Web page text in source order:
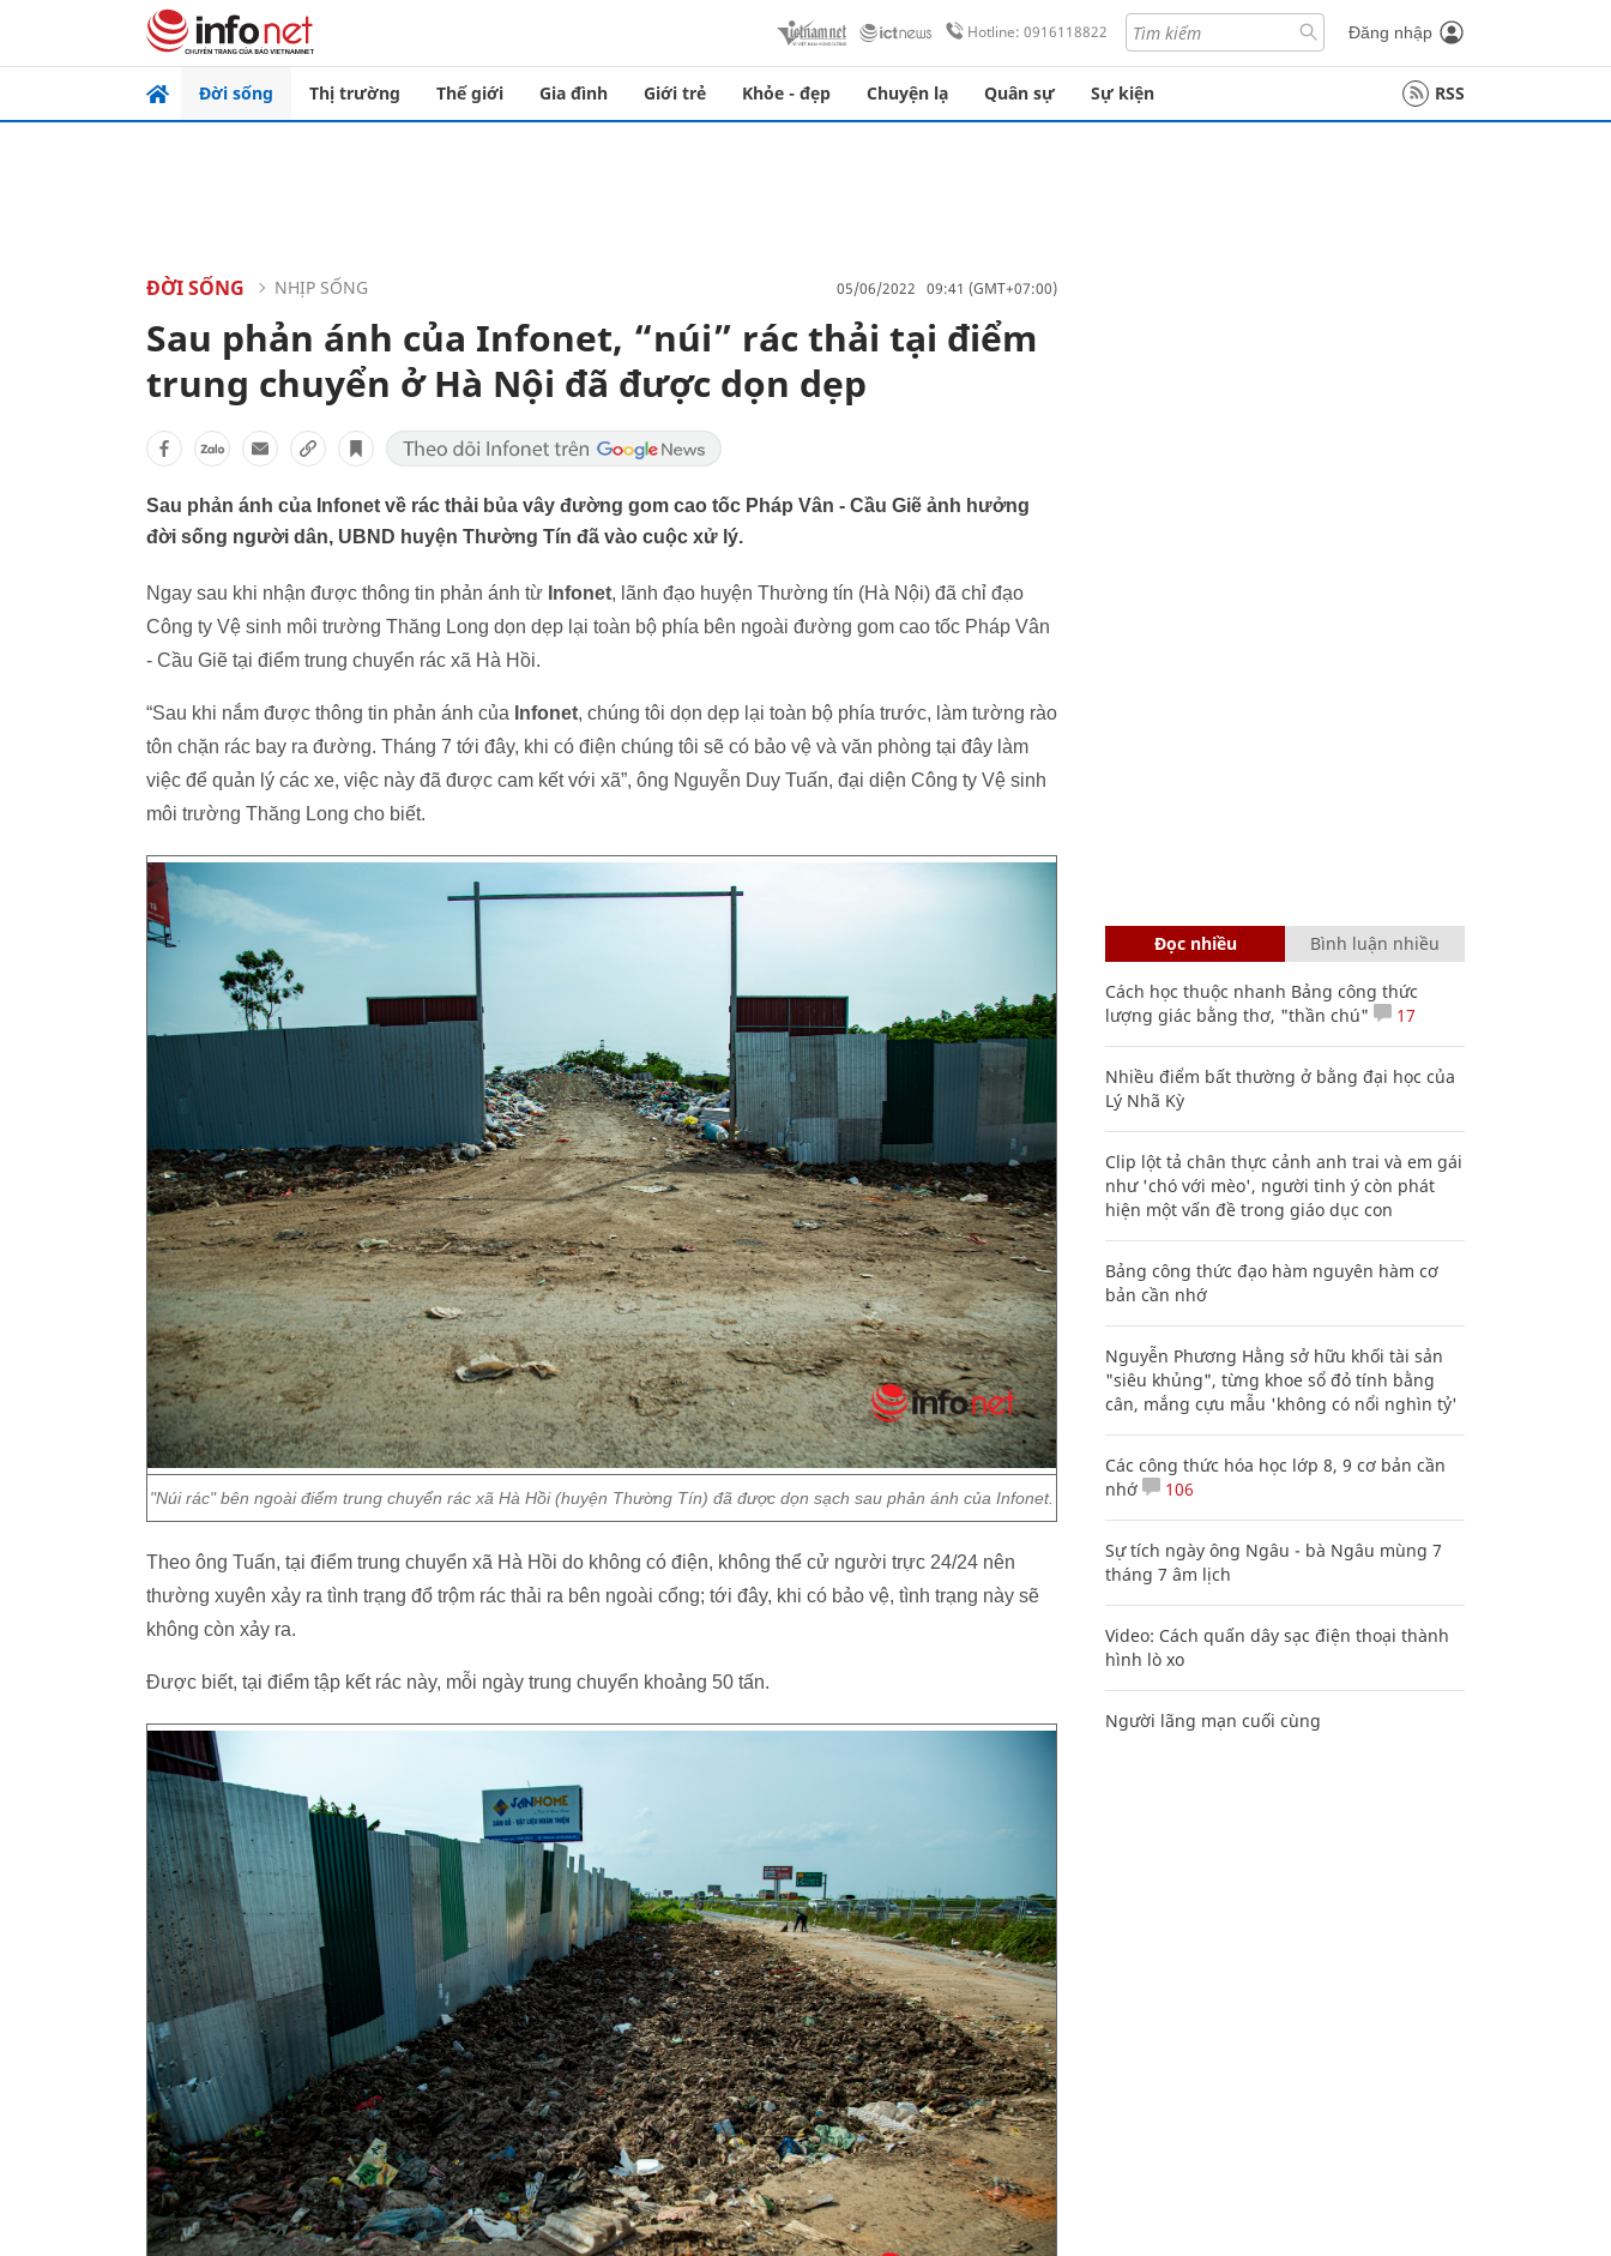
Hotline: 0916118822 Đăng nhập
Đời sống Thị trường Thế giới Gia đình Giới trẻ Khỏe - đẹp Chuyện lạ Quân sự Sự kiện RSS
ĐỜI SỐNG NHỊP SỐNG 05/06/2022 09:41 (GMT+07:00)
Sau phản ánh của Infonet, “núi” rác thải tại điểm
trung chuyển ở Hà Nội đã được dọn dẹp
Sau phản ánh của Infonet về rác thải bủa vây đường gom cao tốc Pháp Vân - Cầu Giẽ ảnh hưởng
đời sống người dân, UBND huyện Thường Tín đã vào cuộc xử lý.
Ngay sau khi nhận được thông tin phản ánh từ Infonet, lãnh đạo huyện Thường tín (Hà Nội) đã chỉ đạo
Công ty Vệ sinh môi trường Thăng Long dọn dẹp lại toàn bộ phía bên ngoài đường gom cao tốc Pháp Vân
- Cầu Giẽ tại điểm trung chuyển rác xã Hà Hồi.
“Sau khi nắm được thông tin phản ánh của Infonet, chúng tôi dọn dẹp lại toàn bộ phía trước, làm tường rào
tôn chặn rác bay ra đường. Tháng 7 tới đây, khi có điện chúng tôi sẽ có bảo vệ và văn phòng tại đây làm
việc để quản lý các xe, việc này đã được cam kết với xã”, ông Nguyễn Duy Tuấn, đại diện Công ty Vệ sinh
môi trường Thăng Long cho biết.
"Núi rác" bên ngoài điểm trung chuyển rác xã Hà Hồi (huyện Thường Tín) đã được dọn sạch sau phản ánh của Infonet.
Theo ông Tuấn, tại điểm trung chuyển xã Hà Hồi do không có điện, không thể cử người trực 24/24 nên
thường xuyên xảy ra tình trạng đổ trộm rác thải ra bên ngoài cổng; tới đây, khi có bảo vệ, tình trạng này sẽ
không còn xảy ra.
Được biết, tại điểm tập kết rác này, mỗi ngày trung chuyển khoảng 50 tấn.
Đọc nhiều Bình luận nhiều
Cách học thuộc nhanh Bảng công thức
lượng giác bằng thơ, "thần chú"
17
Nhiều điểm bất thường ở bằng đại học của
Lý Nhã Kỳ
Clip lột tả chân thực cảnh anh trai và em gái
như 'chó với mèo', người tinh ý còn phát
hiện một vấn đề trong giáo dục con
Bảng công thức đạo hàm nguyên hàm cơ
bản cần nhớ
Nguyễn Phương Hằng sở hữu khối tài sản
"siêu khủng", từng khoe sổ đỏ tính bằng
cân, mắng cựu mẫu 'không có nổi nghìn tỷ'
Các công thức hóa học lớp 8, 9 cơ bản cần
nhớ
106
Sự tích ngày ông Ngâu - bà Ngâu mùng 7
tháng 7 âm lịch
Video: Cách quấn dây sạc điện thoại thành
hình lò xo
Người lãng mạn cuối cùng